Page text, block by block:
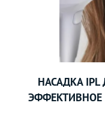
НАСАДКА